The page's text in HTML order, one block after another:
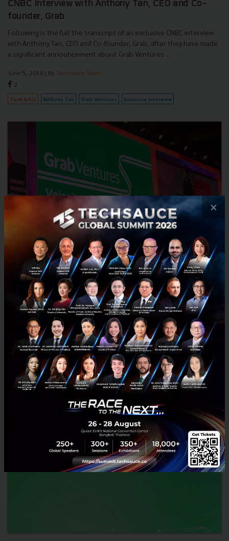
CNBC Interview with Anthony Tan, CEO and Co-
founder, Grab
Following is the full the transcript of an exclusive CNBC interview
with Anthony Tan, CEO and Co-founder, Grab, after they have made
a significant announcement about Grab Ventures ...
June 5, 2018 | By Techsauce Team
2
Tech & Biz Anthony Tan Grab Ventures Exclusive Interview
คุยกับ Co-Founder และ CEO ของ Grab 'Anthony Tan'
หลังเปิดตัว Grab Ventures
คำต่อคำสัมภาษณ์ Anthony Tan CEO และ Co-Founder ของ Grab หลัง
จากเปิดตัว Grab Ventures อย่างเป็นทางการเมื่อวันที่ 5 มิถุนายน 2561 ที่
ผ่านมา โดย Dan Murphy นักข่าวจาก CNBC ......
มิถุนายน 5, 2018| ByTechsauce Team
Tech & Biz Grab Interview Anthony Tan Grab Ventures
×